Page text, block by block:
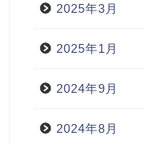
2025年3月
2025年1月
2024年9月
2024年8月